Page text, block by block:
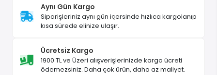
Aynı Gün Kargo
Siparişleriniz aynı gün içersinde hızlıca kargolanıp
kısa sürede elinize ulaşır.
Ücretsiz Kargo
1900 TL ve Üzeri alışverişlerinizde kargo ücreti
ödemezsiniz. Daha çok ürün, daha az maliyet.